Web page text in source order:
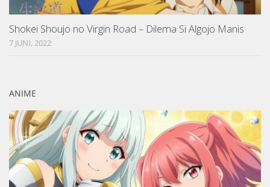
Shokei Shoujo no Virgin Road – Dilema Si Algojo Manis
7 JUNI, 2022
ANIME